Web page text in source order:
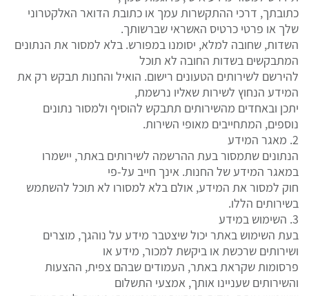
כתובתך, דרכי ההתקשרות עמך או כתובת הדואר האלקטרוני
שלך או פרטי כרטיס האשראי שברשותך.
השדות, שחובה למלא, יסומנו במפורש. בלא למסור את הנתונים
המתבקשים בשדות החובה לא תוכל
להירשם לשירותים הטעונים רישום. הואיל והחנות תבקש רק את
המידע הנחוץ לשירות שאליו נרשמת,
יתכן ובאחדים מהשירותים תתבקש להוסיף ולמסור נתונים
נוספים, המתחייבים מאופי השירות.
2. מאגר המידע
הנתונים שתמסור בעת ההרשמה לשירותים באתר, יישמרו
במאגר המידע של החנות. אינך חייב על-פי
חוק למסור את המידע, אולם בלא למסורו לא תוכל להשתמש
בשירותים הללו.
3. השימוש במידע
בעת השימוש באתר יכול שיצטבר מידע על נוהגך, מוצרים
ושירותים שרכשת או ביקשת למכור, מידע או
פרסומות שקראת באתר, העמודים שבהם צפית, ההצעות
והשירותים שעניינו אותך, אמצעי התשלום